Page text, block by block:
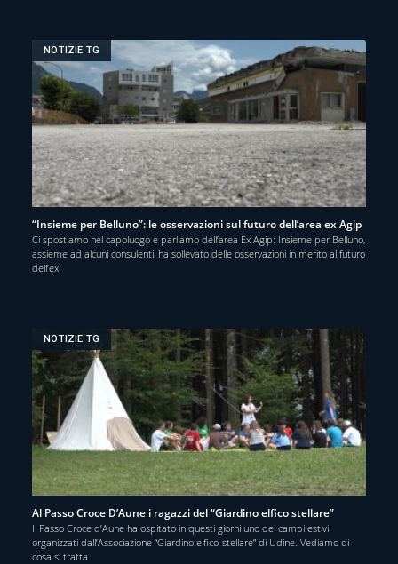
NOTIZIE TG
“Insieme per Belluno”: le osservazioni sul futuro dell’area ex Agip
Ci spostiamo nel capoluogo e parliamo dell’area Ex Agip: Insieme per Belluno,
assieme ad alcuni consulenti, ha sollevato delle osservazioni in merito al futuro
dell’ex
NOTIZIE TG
Al Passo Croce D’Aune i ragazzi del “Giardino elfico stellare”
Il Passo Croce d’Aune ha ospitato in questi giorni uno dei campi estivi
organizzati dall’Associazione “Giardino elfico-stellare” di Udine. Vediamo di
cosa si tratta.